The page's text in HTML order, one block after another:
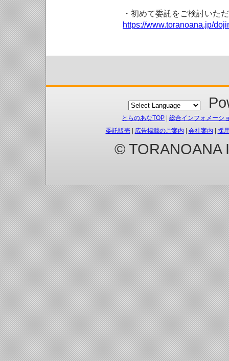
・初めて委託をご検討いた
https://www.toranoana.jp/
とらのあなTOP
総合インフォメーシ
委託販売| 広告掲載のご案内 会社案内 採
© TORANOANA